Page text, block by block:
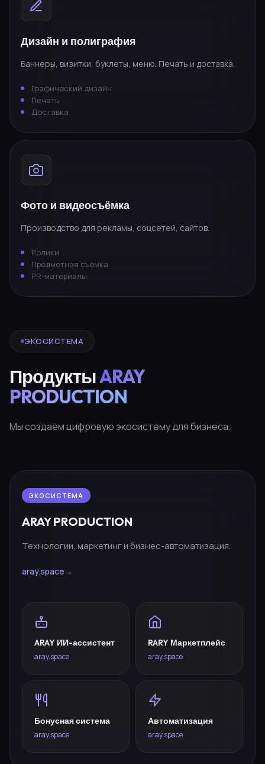
Дизайн и полиграфия
Баннеры, визитки, буклеты, меню. Печать и доставка.
Графический дизайн
Печать
Доставка
Фото и видеосъёмка
Производство для рекламы, соцсетей, сайтов.
Ролики
Предметная съёмка
PR-материалы
ЭКОСИСТЕМА
ПродуктыARAY
PRODUCTION
Мы создаём цифровую экосистему для бизнеса.
ЭКОСИСТЕМА
ARAY PRODUCTION
Технологии, маркетинг и бизнес-автоматизация.
aray.space→
ARAY ИИ-ассистент
aray.space
RARY Маркетплейс
aray.space
Бонусная система
aray.space
Автоматизация
aray.space